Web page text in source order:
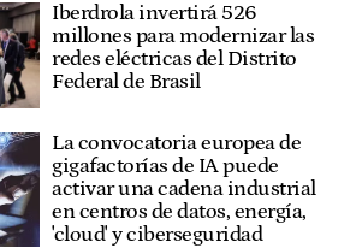
Iberdrola invertirá 526
millones para modernizar las
redes eléctricas del Distrito
Federal de Brasil
La convocatoria europea de
gigafactorías de IA puede
activar una cadena industrial
en centros de datos, energía,
'cloud' y ciberseguridad